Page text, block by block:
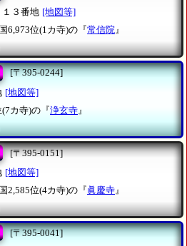
３番地 [地図等]
6,973位(1カ寺)の『常信院』
[〒395-0244]
[地図等]
カ寺)の『浄玄寺 』
[〒395-0151]
[地図等]
2,585位(4カ寺)の『眞慶寺 』
[〒395-0041]